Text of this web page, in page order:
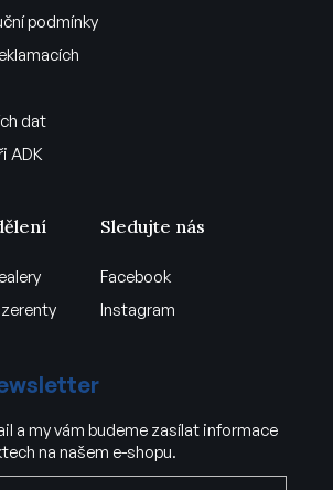
podmínky
dat
ADK
Sledujte nás
Facebook
Instagram
a my vám budeme zasílat informace
na našem e-shopu.